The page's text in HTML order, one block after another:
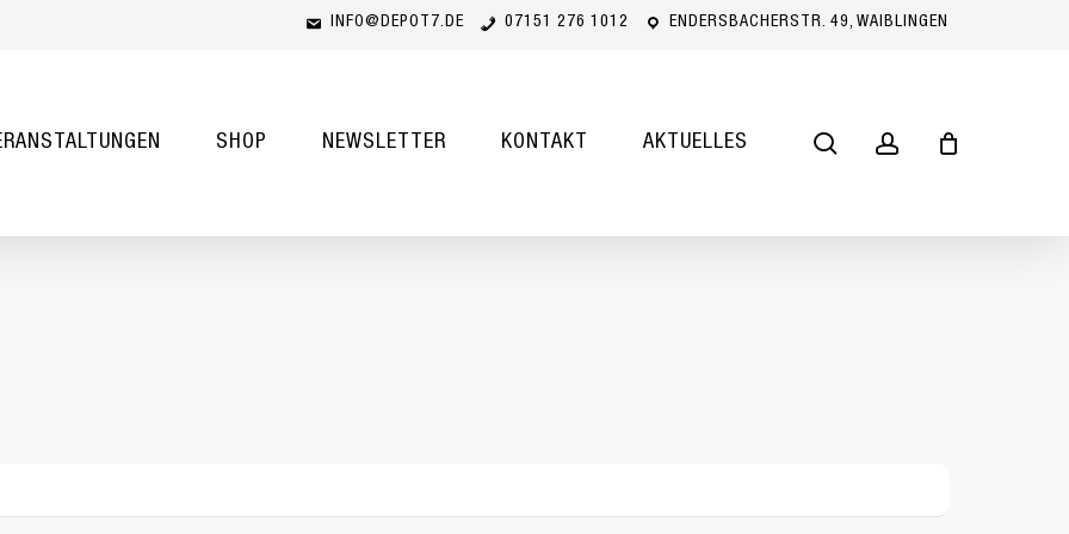
INFO@DEPOT7.DE 07151 276 1012 ENDERSBACHERSTR. 49, WAIBLINGEN
SHOP NEWSLETTER KONTAKT AKTUELLES search account